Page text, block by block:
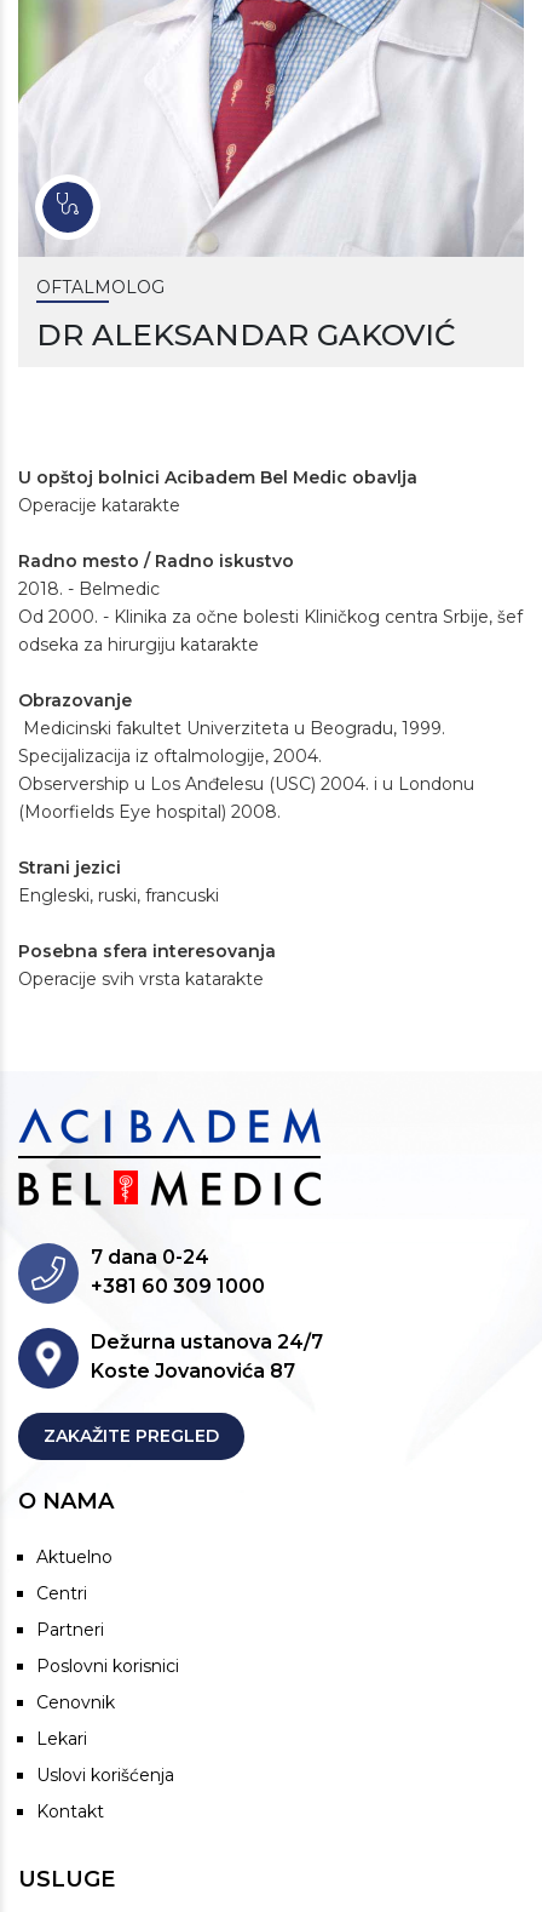
OFTALMOLOG
DR ALEKSANDAR GAKOVIĆ
U opštoj bolnici Acibadem Bel Medic obavlja
Operacije katarakte
Radno mesto / Radno iskustvo
2018. - Belmedic
Od 2000. - Klinika za očne bolesti Kliničkog centra Srbije, šef
odseka za hirurgiju katarakte
Obrazovanje
Medicinski fakultet Univerziteta u Beogradu, 1999.
Specijalizacija iz oftalmologije, 2004.
Observership u Los Anđelesu (USC) 2004. i u Londonu
(Moorfields Eye hospital) 2008.
Strani jezici
Engleski, ruski, francuski
Posebna sfera interesovanja
Operacije svih vrsta katarakte
7 dana 0-24
+381 60 309 1000
Dežurna ustanova 24/7
Koste Jovanovića 87
ZAKAŽITE PREGLED
O NAMA
Aktuelno
Centri
Partneri
Poslovni korisnici
Cenovnik
Lekari
Uslovi korišćenja
Kontakt
USLUGE